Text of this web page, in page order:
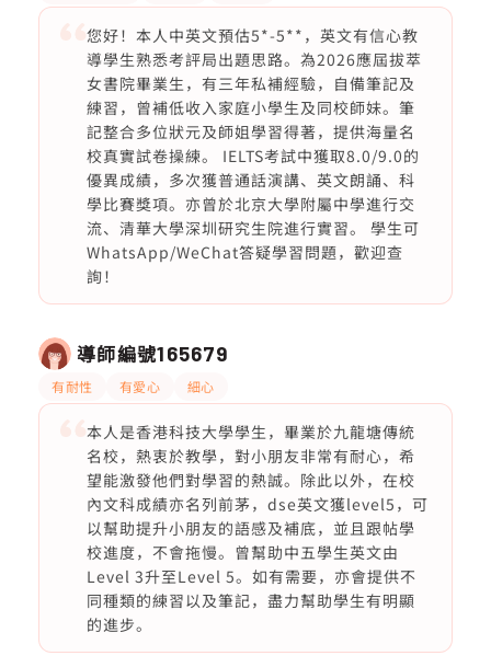
您好！本人中英文預估5*-5**，英文有信心教
導學生熟悉考評局出題思路。為2026應屆拔萃
女書院畢業生，有三年私補經驗，自備筆記及
練習，曾補低收入家庭小學生及同校師妹。筆
記整合多位狀元及師姐學習得著，提供海量名
校真實試卷操練。 IELTS考試中獲取8.0/9.0的
優異成績，多次獲普通話演講、英文朗誦、科
學比賽獎項。亦曾於北京大學附屬中學進行交
流、清華大學深圳研究生院進行實習。 學生可
WhatsApp/WeChat答疑學習問題，歡迎查
詢！
導師編號165679
有耐性 有愛心 細心
本人是香港科技大學學生，畢業於九龍塘傳統
名校，熱衷於教學，對小朋友非常有耐心，希
望能激發他們對學習的熱誠。除此以外，在校
內文科成績亦名列前茅，dse英文獲level5，可
以幫助提升小朋友的語感及補底，並且跟帖學
校進度，不會拖慢。曾幫助中五學生英文由
Level 3升至Level 5。如有需要，亦會提供不
同種類的練習以及筆記，盡力幫助學生有明顯
的進步。